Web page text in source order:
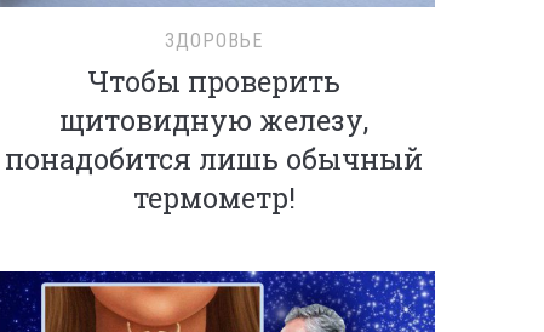
ЗДОРОВЬЕ
Чтобы проверить
щитовидную железу,
понадобится лишь обычный
термометр!